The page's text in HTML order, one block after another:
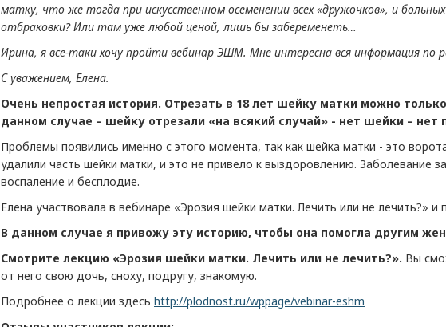
матку, что же тогда при искусственном осеменении всех «дружочков», и
отбраковки? Или там уже любой ценой, лишь бы забеременеть…
Ирина, я все-таки хочу пройти вебинар ЭШМ. Мне интересна вся информация по
С уважением, Елена.
Очень непростая история. Отрезать в 18 лет шейку матки можно
данном случае – шейку отрезали «на всякий случай» - нет шейки – нет
Проблемы появились именно с этого момента, так как шейка матки - это
удалили часть шейки матки, и это не привело к выздоровлению. Заболевание
воспаление и бесплодие.
Елена участвовала в вебинаре «Эрозия шейки матки. Лечить или не лечить?»
В данном случае я привожу эту историю, чтобы она помогла другим
Смотрите лекцию «Эрозия шейки матки. Лечить или не лечить?». Вы
от него свою дочь, сноху, подругу, знакомую.
Подробнее о лекции здесь http://plodnost.ru/wppage/vebinar-eshm